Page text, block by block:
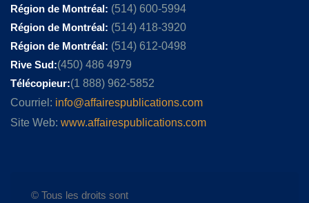
Région de Montréal: (514) 600-5994
Région de Montréal: (514) 418-3920
Région de Montréal: (514) 612-0498
Rive Sud:(450) 486 4979
Télécopieur:(1 888) 962-5852
Courriel: info@affairespublications.com
Site Web: www.affairespublications.com
© Tous les droits sont